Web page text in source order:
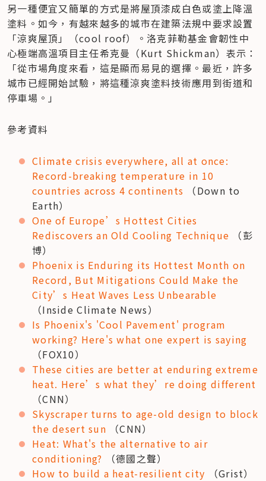
另一種便宜又簡單的方式是將屋頂漆成白色或塗上降溫
塗料。如今，有越來越多的城市在建築法規中要求設置
「涼爽屋頂」（cool roof）。洛克菲勒基金會韌性中
心極端高溫項目主任希克曼（Kurt Shickman）表示：
「從市場角度來看，這是顯而易見的選擇。最近，許多
城市已經開始試驗，將這種涼爽塗料技術應用到街道和
停車場。」
參考資料
Climate crisis everywhere, all at once:
Record-breaking temperature in 10
countries across 4 continents （Down to
Earth）
One of Europe’s Hottest Cities
Rediscovers an Old Cooling Technique （彭
博）
Phoenix is Enduring its Hottest Month on
Record, But Mitigations Could Make the
City’s Heat Waves Less Unbearable
（Inside Climate News）
Is Phoenix's 'Cool Pavement' program
working? Here's what one expert is saying
（FOX10）
These cities are better at enduring extreme
heat. Here’s what they’re doing different
（CNN）
Skyscraper turns to age-old design to block
the desert sun （CNN）
Heat: What's the alternative to air
conditioning? （德國之聲）
How to build a heat-resilient city （Grist）